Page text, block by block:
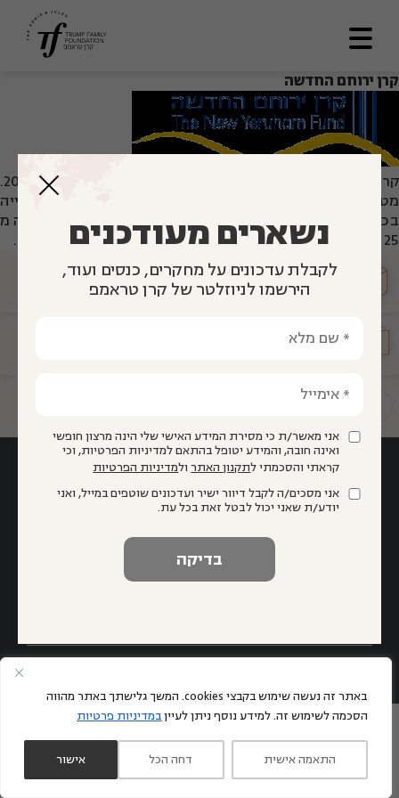
באתר זה נעשה שימוש בקבצי cookies. המשך גלישתך באתר מהווה
הסכמה לשימוש זה. למידע נוסף ניתן לעיין במדיניות פרטיות
התאמה אישית דחה הכל אישור
נשארים מעודכנים
לקבלת עדכונים על מחקרים, כנסים ועוד,
הירשמו לניוזלטר של קרן טראמפ
אני מאשר/ת כי מסירת המידע האישי שלי הינה מרצון חופשי
ואינה חובה, והמידע יטופל בהתאם למדיניות הפרטיות, וכי
קראתי והסכמתי לתקנון האתרולמדיניות הפרטיות
אני מסכים/ה לקבל דיוור ישיר ועדכונים שוטפים במייל, ואני
יודע/ת שאני יכול לבטל זאת בכל עת.
דף הבית
אודותינו
לוח תוצאות
العربية
קרן ירוחם החדשה
קרן ירוחם החדשה (ע"ר) הוקמה באמצע חודש מארס 2006.
מטרות הקרן ליזום, לארגן, להקים, לבצע, ולנהל בירוחם עשייה
בכל תחומי החיים. קרן ירוחם החדשה נמצאת בקשר עם למעלה מ
25 קרנות וגופים תורמים, הפועלים לקידום ועזרה לתושבי ירוחם.
מועצהמייעצת
הגיע זמן
אני מאשר/ת כי מסירת המידע האישי שלי הינה מרצון חופשי ואינה
חובה, והמידע יטופל בהתאם למדיניות הפרטיות, וכי קראתי